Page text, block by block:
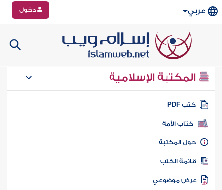
عربي دخول
المكتبة الإسلامية
كتب PDF
كتاب الأمة
المكتبة
الكتب